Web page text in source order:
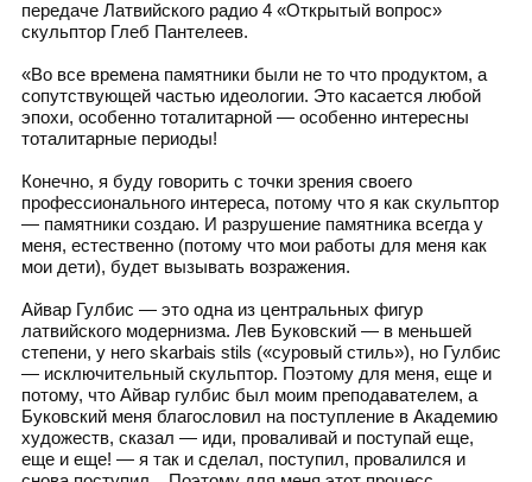
передаче Латвийского радио 4 «Открытый вопрос»
скульптор Глеб Пантелеев.
«Во все времена памятники были не то что продуктом, а
сопутствующей частью идеологии. Это касается любой
эпохи, особенно тоталитарной — особенно интересны
тоталитарные периоды!
Конечно, я буду говорить с точки зрения своего
профессионального интереса, потому что я как скульптор
— памятники создаю. И разрушение памятника всегда у
меня, естественно (потому что мои работы для меня как
мои дети), будет вызывать возражения.
Айвар Гулбис — это одна из центральных фигур
латвийского модернизма. Лев Буковский — в меньшей
степени, у него skarbais stils («суровый стиль»), но Гулбис
— исключительный скульптор. Поэтому для меня, еще и
потому, что Айвар гулбис был моим преподавателем, а
Буковский меня благословил на поступление в Академию
художеств, сказал — иди, проваливай и поступай еще,
еще и еще! — я так и сделал, поступил, провалился и